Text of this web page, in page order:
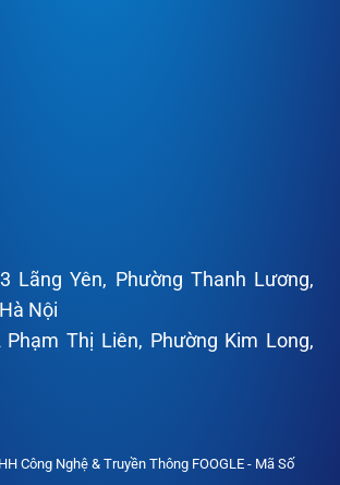
Lãng Yên, Phường Thanh Lương,
Nội
Phạm Thị Liên, Phường Kim Long,
Công Nghệ & Truyền Thông FOOGLE - Mã Số